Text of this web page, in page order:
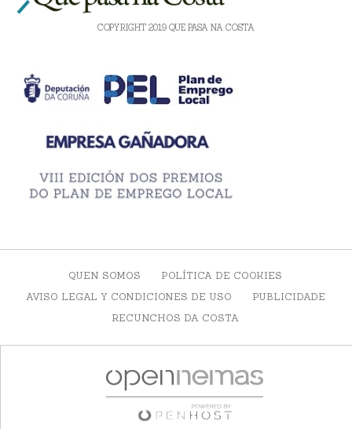
COPYRIGHT 2019 QUE PASA NA COSTA
QUEN SOMOS
POLÍTICA DE COOKIES
AVISO LEGAL Y CONDICIONES DE USO
PUBLICIDADE
RECUNCHOS DA COSTA